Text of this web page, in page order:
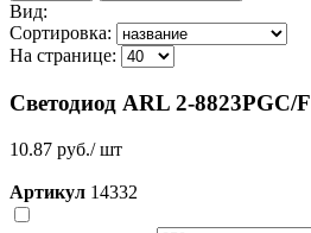
Вид:
Сортировка:
На странице:
Светодиод ARL 2-8823PGC/F
10.87 руб./ шт
Артикул 14332